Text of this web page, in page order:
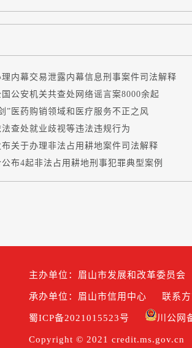
内幕交易泄露内幕信息刑事案件司法解释
公安机关共查处网络谣言案8000余起
”医药购销领域和医疗服务不正之风
查处就业歧视等违法违规行为
关于办理非法占用耕地案件司法解释
布4起非法占用耕地刑事犯罪典型案例
主办单位：眉山市发展和改革委员会
承办单位：眉山市信用中心 联系
蜀ICP备2021015523号 川公网
Copyright © 2021 credit.ms.gov.cn